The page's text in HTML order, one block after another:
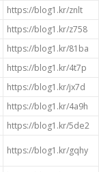
https://blog1.kr/znlt
https://blog1.kr/z758
https://blog1.kr/81ba
https://blog1.kr/4t7p
https://blog1.kr/jx7d
https://blog1.kr/4a9h
https://blog1.kr/5de2
https://blog1.kr/gqhy